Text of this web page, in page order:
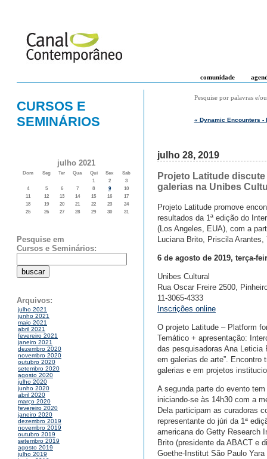
comunidade
CURSOS E
SEMINÁRIOS
julho 2021
Dom Seg Ter Qua Qui Sex
Sab
1
2
3
4
5 6 7 8 9
10
11
12 13 14 15 16
17
18
19 20 21 22 23
24
25
26 27 28 29 30 31
Pesquise em
Cursos e Seminários:
Arquivos:
julho 2021
junho 2021
maio 2021
abril 2021
fevereiro 2021
janeiro 2021
dezembro 2020
novembro 2020
outubro 2020
setembro 2020
agosto 2020
julho 2020
junho 2020
abril 2020
março 2020
fevereiro 2020
janeiro 2020
dezembro 2019
novembro 2019
outubro 2019
setembro 2019
agosto 2019
julho 2019
Pesquise por palavras e/
« Dynamic Encounters -
julho 28, 2019
Projeto Latitude
galerias na Unibes
Projeto Latitude promove
resultados da 1ª edição do
(Los Angeles, EUA), com a
Luciana Brito, Priscila Arantes,
6 de agosto de 2019, terça-
Unibes Cultural
Rua Oscar Freire 2500,
11-3065-4333
Inscrições online
O projeto Latitude – Platform
Temático + apresentação:
das pesquisadoras Ana Leticia
em galerias de arte”. Encontro
galerias e em projetos
A segunda parte do evento
iniciando-se às 14h30 com a
Dela participam as curadoras
representante do júri da 1ª
americana do Getty Research
Brito (presidente da ABACT e
Goethe-Institut São Paulo Yara